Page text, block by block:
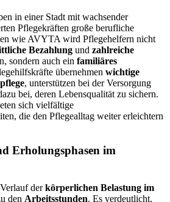
in einer Stadt mit wachsender
Pflegekräften große berufliche
wie AVYTA wird Pflegehelfern nicht
Bezahlung und zahlreiche
sondern auch ein familiäres
übernehmen wichtige
, unterstützen bei der Versorgung
bei, deren Lebensqualität zu sichern.
sich vielfältige
die den Pflegealltag weiter erleichtern
Erholungsphasen im
derkörperlichen Belastung im
den Arbeitsstunden. Es verdeutlicht,